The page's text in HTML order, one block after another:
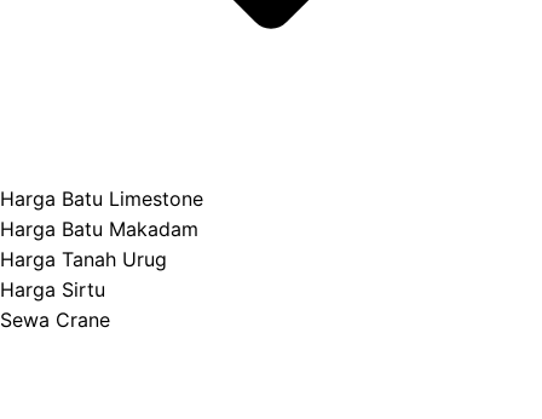
Harga Batu Limestone
Harga Batu Makadam
Harga Tanah Urug
Harga Sirtu
Sewa Crane